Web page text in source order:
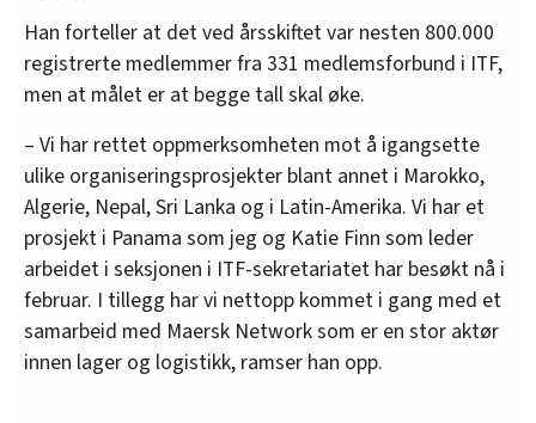
Han forteller at det ved årsskiftet var nesten 800.000
registrerte medlemmer fra 331 medlemsforbund i ITF,
men at målet er at begge tall skal øke.
– Vi har rettet oppmerksomheten mot å igangsette
ulike organiseringsprosjekter blant annet i Marokko,
Algerie, Nepal, Sri Lanka og i Latin-Amerika. Vi har et
prosjekt i Panama som jeg og Katie Finn som leder
arbeidet i seksjonen i ITF-sekretariatet har besøkt nå i
februar. I tillegg har vi nettopp kommet i gang med et
samarbeid med Maersk Network som er en stor aktør
innen lager og logistikk, ramser han opp.